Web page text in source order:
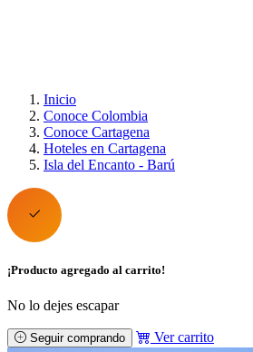
Inicio
Conoce Colombia
Conoce Cartagena
Hoteles en Cartagena
Isla del Encanto - Barú
¡Producto agregado al carrito!
No lo dejes escapar
Seguir comprando Ver carrito